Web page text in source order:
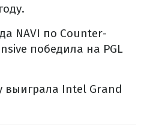
NAVI по Counter-
победила на PGL
выиграла Intel Grand